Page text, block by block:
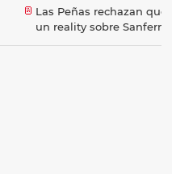
Las Peñas rechazan que
un reality sobre